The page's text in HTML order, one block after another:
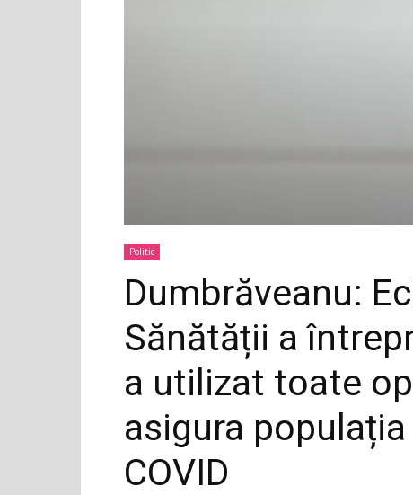
Politic
Dumbrăveanu:
Sănătății a
a utilizat toate
asigura
COVID